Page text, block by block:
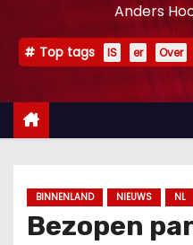
n
Anders
Top tags IS er Over
BINNENLAND NIEUWS NL
Bezopen